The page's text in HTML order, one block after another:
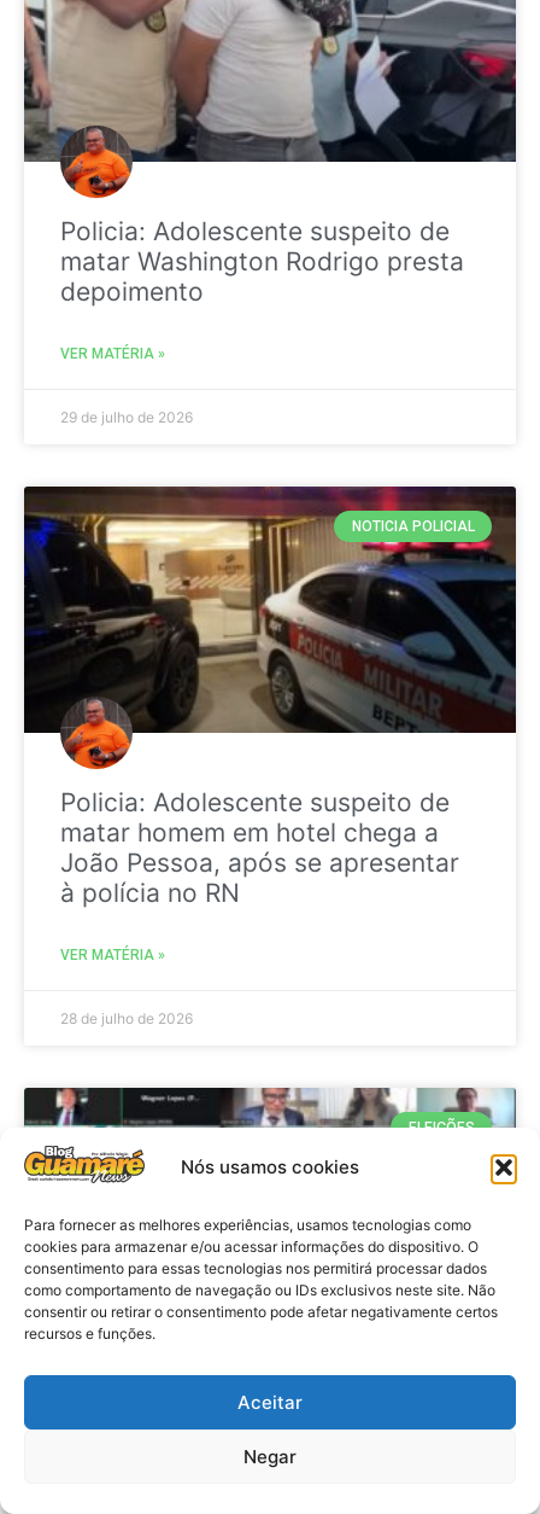
Nós usamos cookies
Para fornecer as melhores experiências, usamos tecnologias como
cookies para armazenar e/ou acessar informações do dispositivo. O
consentimento para essas tecnologias nos permitirá processar dados
como comportamento de navegação ou IDs exclusivos neste site. Não
consentir ou retirar o consentimento pode afetar negativamente certos
recursos e funções.
Aceitar
Negar
Policia: Adolescente suspeito de
matar Washington Rodrigo presta
depoimento
VER MATÉRIA »
29 de julho de 2026
NOTICIA POLICIAL
Policia: Adolescente suspeito de
matar homem em hotel chega a
João Pessoa, após se apresentar
à polícia no RN
VER MATÉRIA »
28 de julho de 2026
ELEIÇÕES
Eleições 2026: procuradores e
promotores eleitorais realizam
reunião de alinhamento no RN